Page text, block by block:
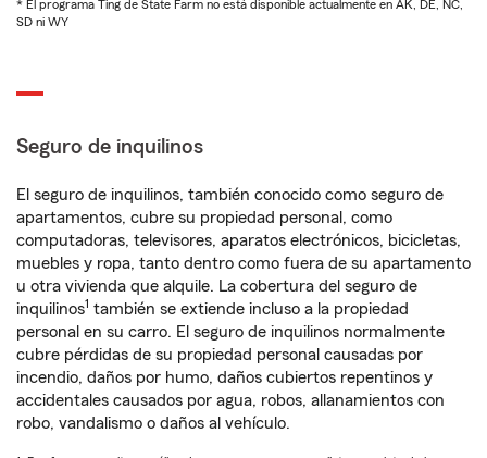
* El programa Ting de State Farm no está disponible actualmente en AK, DE, NC,
SD ni WY
Seguro de inquilinos
El seguro de inquilinos, también conocido como seguro de
apartamentos, cubre su propiedad personal, como
computadoras, televisores, aparatos electrónicos, bicicletas,
muebles y ropa, tanto dentro como fuera de su apartamento
u otra vivienda que alquile. La cobertura del seguro de
inquilinos1 también se extiende incluso a la propiedad
personal en su carro. El seguro de inquilinos normalmente
cubre pérdidas de su propiedad personal causadas por
incendio, daños por humo, daños cubiertos repentinos y
accidentales causados por agua, robos, allanamientos con
robo, vandalismo o daños al vehículo.